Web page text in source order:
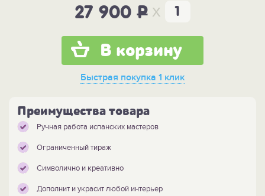
27 900P x
В корзину
Быстрая покупка 1 клик
Преимущества товара
Ручная работа испанских мастеров
Ограниченный тираж
Символично и креативно
Дополнит и украсит любой интерьер